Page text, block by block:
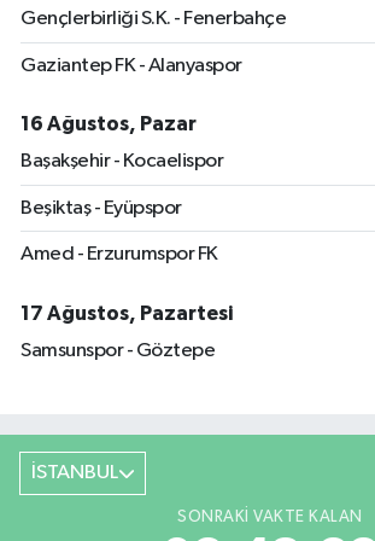
Gençlerbirliği S.K. - Fenerbahçe
Gaziantep FK - Alanyaspor
16 Ağustos, Pazar
Başakşehir - Kocaelispor
Beşiktaş - Eyüpspor
Amed - Erzurumspor FK
17 Ağustos, Pazartesi
Samsunspor - Göztepe
İSTANBUL
SONRAKI VAKTE KALAN